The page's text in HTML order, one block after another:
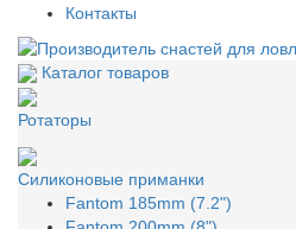
Контакты
Каталог товаров
Ротаторы
Силиконовые приманки
Fantom 185mm (7.2")